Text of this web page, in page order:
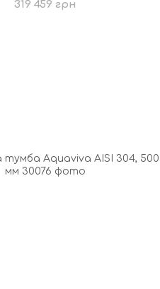
319 459 грн